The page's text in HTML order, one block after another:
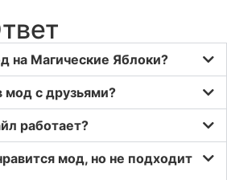
на Магические Яблоки?
мод с друзьями?
работает?
мод, но не подходит